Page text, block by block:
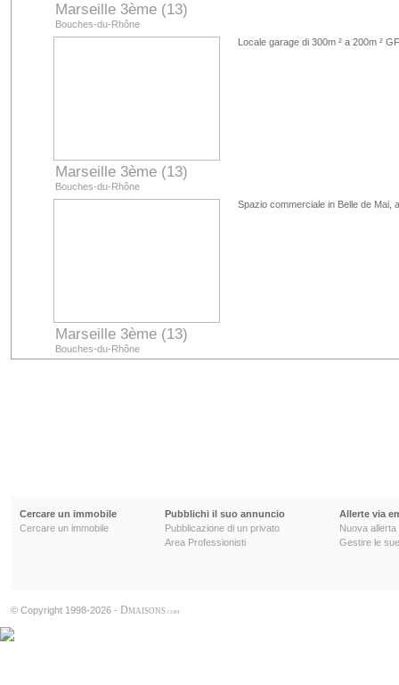
Marseille 3ème (13)
Bouches-du-Rhône
Marseille 3ème (13)
Bouches-du-Rhône
Locale garage di 300m ² a 200m ²
Marseille 3ème (13)
Bouches-du-Rhône
Spazio commerciale in Belle de Mai,
Cercare un immobile
Cercare un immobile
Pubblichi il suo annuncio
Pubblicazione di un privato
Area Professionisti
Allerte via
Nuova allerta
Gestire le
© Copyright 1998-2026 - DMAISONS .COM